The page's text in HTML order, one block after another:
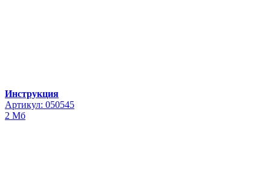
Инструкция
Артикул: 050545
2 Мб